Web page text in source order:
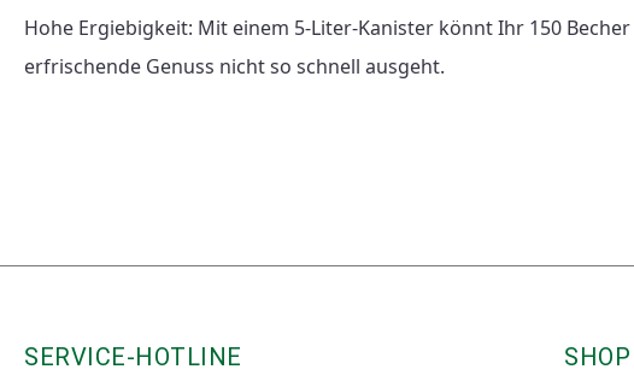
Hohe Ergiebigkeit: Mit einem 5-Liter-Kanister könnt Ihr 150
erfrischende Genuss nicht so schnell ausgeht.
SERVICE-HOTLINE